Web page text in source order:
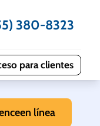
380-8323
para clientes
en línea